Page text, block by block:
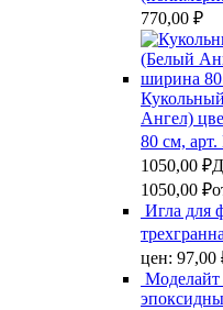
770,00 ₽
Ангел)
80 см,
1050,00 ₽
1050,00 ₽
Игла для
цен: 97,00